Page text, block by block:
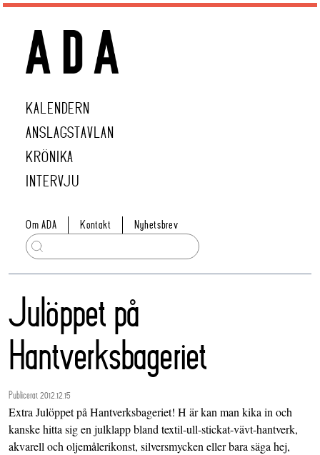
KALENDERN
ANSLAGSTAVLAN
KRÖNIKA
INTERVJU
Om ADA Kontakt Nyhetsbrev
Julöppet på
Hantverksbageriet
Publicerat 2012.12.15
Extra Julöppet på Hantverksbageriet! H är kan man kika in och
kanske hitta sig en julklapp bland textil-ull-stickat-vävt-hantverk,
akvarell och oljemålerikonst, silversmycken eller bara säga hej,